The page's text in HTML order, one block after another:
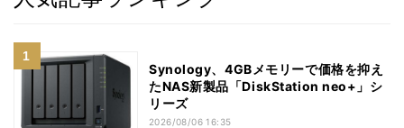
Synology、4GBメモリーで価格を抑え
たNAS新製品「DiskStation neo+」シ
リーズ
2026/08/06 16:35